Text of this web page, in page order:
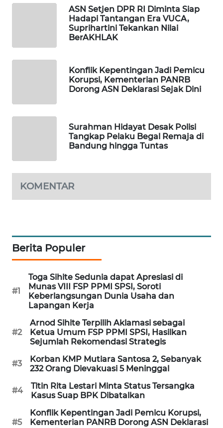
ASN Setjen DPR RI Diminta Siap
Hadapi Tantangan Era VUCA,
Suprihartini Tekankan Nilai
BerAKHLAK
Konflik Kepentingan Jadi Pemicu
Korupsi, Kementerian PANRB
Dorong ASN Deklarasi Sejak Dini
Surahman Hidayat Desak Polisi
Tangkap Pelaku Begal Remaja di
Bandung hingga Tuntas
KOMENTAR
Berita Populer
#1
Toga Sihite Sedunia dapat Apresiasi di
Munas VIII FSP PPMI SPSI, Soroti
Keberlangsungan Dunia Usaha dan
Lapangan Kerja
#2
Arnod Sihite Terpilih Aklamasi sebagai
Ketua Umum FSP PPMI SPSI, Hasilkan
Sejumlah Rekomendasi Strategis
#3
Korban KMP Mutiara Santosa 2, Sebanyak
232 Orang Dievakuasi 5 Meninggal
#4
Titin Rita Lestari Minta Status Tersangka
Kasus Suap BPK Dibatalkan
#5
Konflik Kepentingan Jadi Pemicu Korupsi,
Kementerian PANRB Dorong ASN Deklarasi
SELEB
WAHANA
HEALTH
WISATA
LAPAK
WAHANA
Network
KONSUMEN
MASYARAKAT
KELISTRIKAN
WALINKI
ID
MAWAKA
ID
MARTABAT
NET